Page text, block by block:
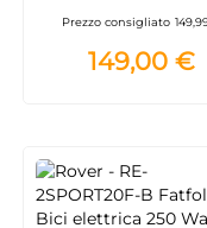
Prezzo consigliato
149,00 €